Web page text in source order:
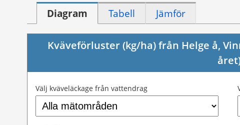
Diagram Tabell Jämför
Kväveförluster (kg/ha) från Helge å,
Välj kväveläckage från vattendrag